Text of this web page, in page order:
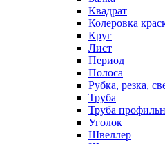
Квадрат
Колеровка
Круг
Лист
Период
Полоса
Рубка, резка,
Труба
Труба
Уголок
Швеллер